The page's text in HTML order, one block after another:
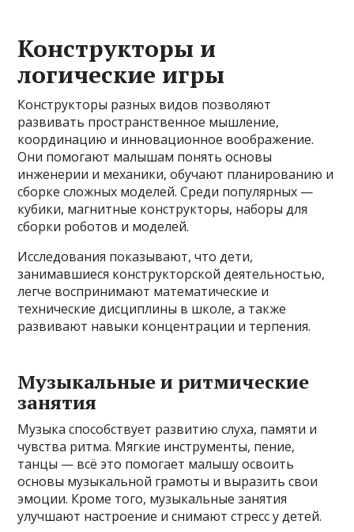
Конструкторы и
логические игры
Конструкторы разных видов позволяют
развивать пространственное мышление,
координацию и инновационное воображение.
Они помогают малышам понять основы
инженерии и механики, обучают планированию и
сборке сложных моделей. Среди популярных —
кубики, магнитные конструкторы, наборы для
сборки роботов и моделей.
Исследования показывают, что дети,
занимавшиеся конструкторской деятельностью,
легче воспринимают математические и
технические дисциплины в школе, а также
развивают навыки концентрации и терпения.
Музыкальные и ритмические
занятия
Музыка способствует развитию слуха, памяти и
чувства ритма. Мягкие инструменты, пение,
танцы — всё это помогает малышу освоить
основы музыкальной грамоты и выразить свои
эмоции. Кроме того, музыкальные занятия
улучшают настроение и снимают стресс у детей.